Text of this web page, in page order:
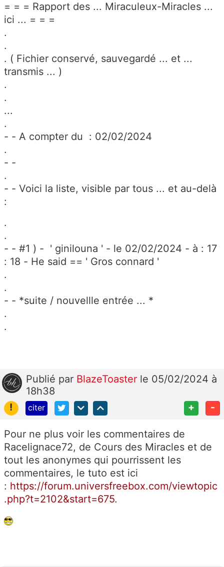
= = = Rapport des ... Miraculeux-Miracles ...
ici ... = = =
.
.
. ( Fichier conservé, sauvegardé ... et ...
transmis ... )
.
.
...
.
- - A compter du : 02/02/2024
.
- -
.
- - Voici la liste, visible par tous ... et au-delà
:
.
.
- - #1 ) - ' ginilouna ' - le 02/02/2024 - à : 17
: 18 - He said == ' Gros connard '
.
.
- - *suite / nouvellle entrée ... *
.
.
Publié par BlazeToaster le 05/02/2024 à
18h38
!
citer + -
Pour ne plus voir les commentaires de
Racelignace72, de Cours des Miracles et de
tout les anonymes qui pourrissent les
commentaires, le tuto est ici
: https://forum.universfreebox.com/viewtopic
.php?t=2102&start=675.